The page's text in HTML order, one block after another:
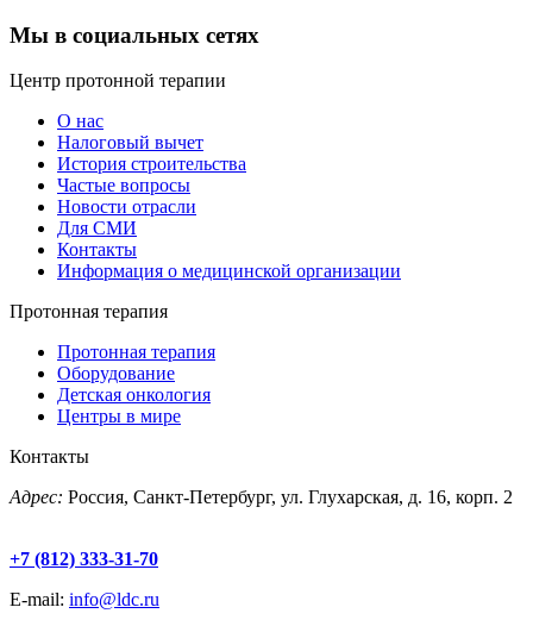
Мы в социальных сетях
Центр протонной терапии
О нас
Налоговый вычет
История строительства
Частые вопросы
Новости отрасли
Для СМИ
Контакты
Информация о медицинской организации
Протонная терапия
Протонная терапия
Оборудование
Детская онкология
Центры в мире
Контакты
Адрес: Россия, Санкт-Петербург, ул. Глухарская, д. 16, корп. 2
+7 (812) 333-31-70
E-mail: info@ldc.ru